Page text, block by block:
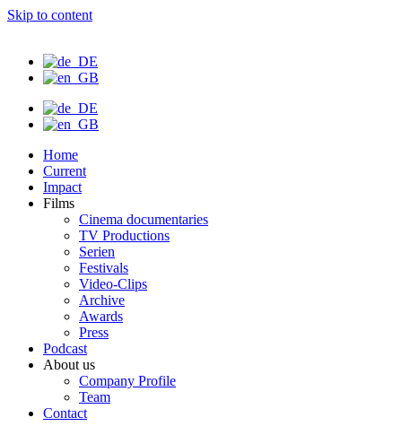
Skip to content
Home
Current
Impact
Films
Cinema documentaries
TV Productions
Serien
Festivals
Video-Clips
Archive
Awards
Press
Podcast
About us
Company Profile
Team
Contact